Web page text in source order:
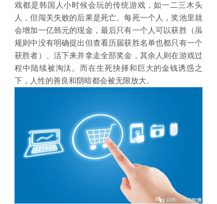
戏都是韩国人小时候会玩的传统游戏，如一二三木头
人，但闯关失败的后果是死亡。每死一个人，奖池里就
会增加一亿韩元的现金，最后只有一个人可以获胜（虽
规则中没有明确提出但查看历届获胜名单也都只有一个
获胜者）、活下来并拿走全部奖金，其余人则在游戏过
程中陆续被淘汰。而在生死抉择和巨大的金钱诱惑之
下，人性的善良和阴暗都会被无限放大。